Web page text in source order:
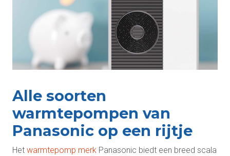
Alle soorten
warmtepompen van
Panasonic op een rijtje
Het warmtepomp merk Panasonic biedt een breed scala